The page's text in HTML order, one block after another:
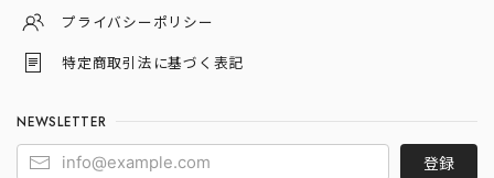
プライバシーポリシー
特定商取引法に基づく表記
NEWSLETTER
登録